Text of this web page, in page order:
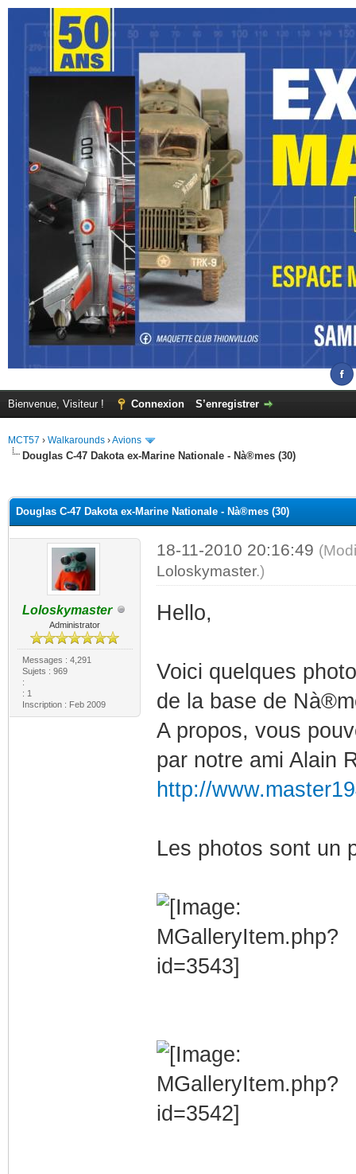
Bienvenue, Visiteur ! Connexion S’enregistrer
MCT57 › Walkarounds ›Avions
Douglas C-47 Dakota ex-Marine Nationale - Nà®mes (30)
Douglas C-47 Dakota ex-Marine Nationale - Nà®mes (30)
Loloskymaster
Administrator
Messages : 4,291
Sujets : 969
:
: 1
Inscription : Feb 2009
18-11-2010 20:16:49
Loloskymaster.)
Hello,
Voici quelques
de la base de
A propos, vous
par notre ami Alain
http://
Les photos sont un